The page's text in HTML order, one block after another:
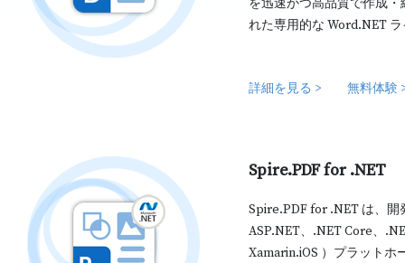
を迅速かつ高品質で作成
れた専用的な Word.NET
詳細を見る > 無料体験
Spire.PDF for .NET
Spire.PDF for .NET は、開
ASP.NET、.NET Core、
Xamarin.iOS ）プラットホ